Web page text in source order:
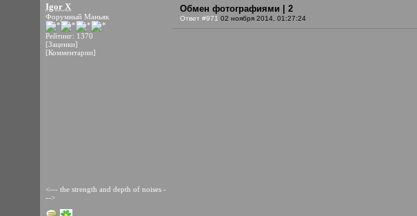
Igor X
Форумный Маньяк
Рейтинг: 1370
[Заценки]
[Комментарии]
<--- the strength and depth of noises -
-->
Обмен фотографиями | 2
Ответ #971 02 ноября 2014, 01:27:24